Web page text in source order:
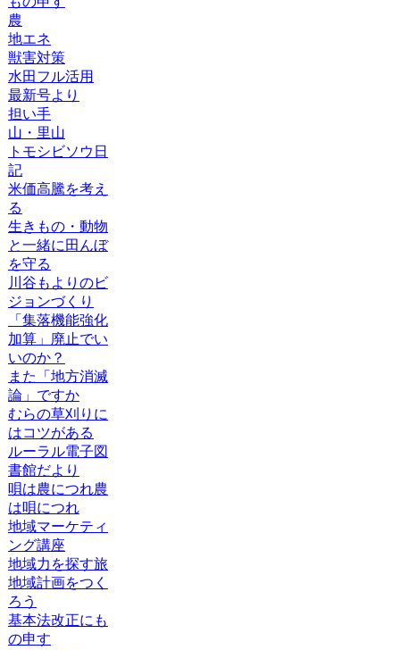
農
地エネ
獣害対策
水田フル活用
最新号より
担い手
山・里山
トモシビソウ日
記
米価高騰を考え
る
生きもの・動物
と一緒に田んぼ
を守る
川谷もよりのビ
ジョンづくり
「集落機能強化
加算」廃止でい
いのか？
また「地方消滅
論」ですか
むらの草刈りに
はコツがある
ルーラル電子図
書館だより
唄は農につれ農
は唄につれ
地域マーケティ
ング講座
地域力を探す旅
地域計画をつく
ろう
基本法改正にも
の申す